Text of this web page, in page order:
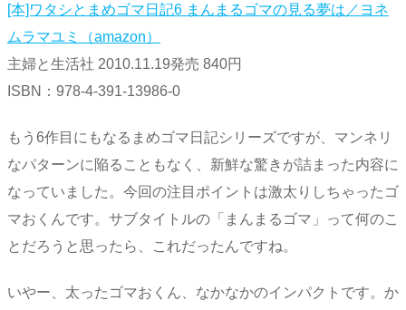
[本]ワタシとまめゴマ日記6 まんまるゴマの見る夢は／ヨネ
ムラマユミ（amazon）
主婦と生活社 2010.11.19発売 840円
ISBN：978-4-391-13986-0
もう6作目にもなるまめゴマ日記シリーズですが、マンネリ
なパターンに陥ることもなく、新鮮な驚きが詰まった内容に
なっていました。今回の注目ポイントは激太りしちゃったゴ
マおくんです。サブタイトルの「まんまるゴマ」って何のこ
とだろうと思ったら、これだったんですね。
いやー、太ったゴマおくん、なかなかのインパクトです。か